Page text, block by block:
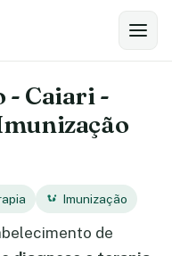
- Caiari -
Imunização
de